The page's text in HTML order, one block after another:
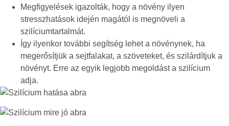
Megfigyelések igazolták, hogy a növény ilyen
stresszhatások idején magától is megnöveli a
szilíciumtartalmát.
Így ilyenkor további segítség lehet a növénynek, ha
megerősítjük a sejtfalakat, a szöveteket, és szilárdítjuk a
növényt. Erre az egyik legjobb megoldást a szilícium
adja.